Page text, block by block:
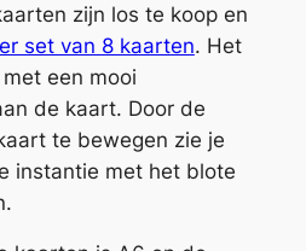
zijn los te koop en
set van 8 kaarten. Het
een mooi
de kaart. Door de
te bewegen zie je
instantie met het blote